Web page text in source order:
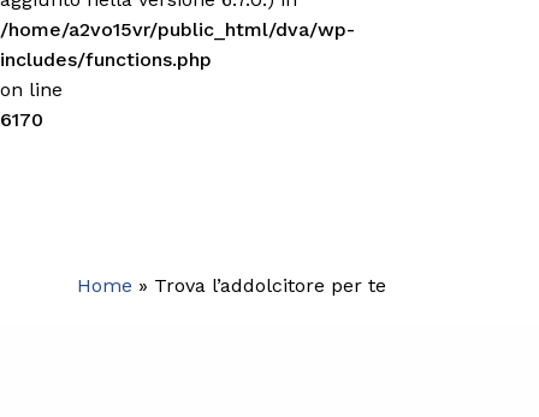
/home/a2vo15vr/public_html/dva/wp-
includes/functions.php
on line
6170
Home » Trova l’addolcitore per te